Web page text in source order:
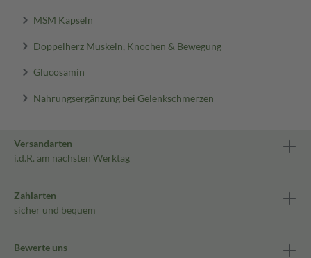
MSM Kapseln
Doppelherz Muskeln, Knochen & Bewegung
Glucosamin
Nahrungsergänzung bei Gelenkschmerzen
Versandarten
i.d.R. am nächsten Werktag
Zahlarten
sicher und bequem
Bewerte uns